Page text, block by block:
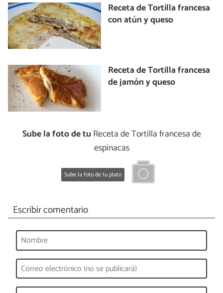
Receta de Tortilla francesa
con atún y queso
Receta de Tortilla francesa
de jamón y queso
Sube la foto de tu Receta de Tortilla francesa de
espinacas
Sube la foto de tu plato
Escribir comentario